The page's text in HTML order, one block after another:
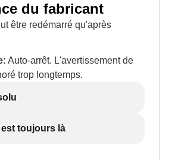
du fabricant
être redémarré qu'après
Auto-arrêt. L'avertissement de
trop longtemps.
toujours là